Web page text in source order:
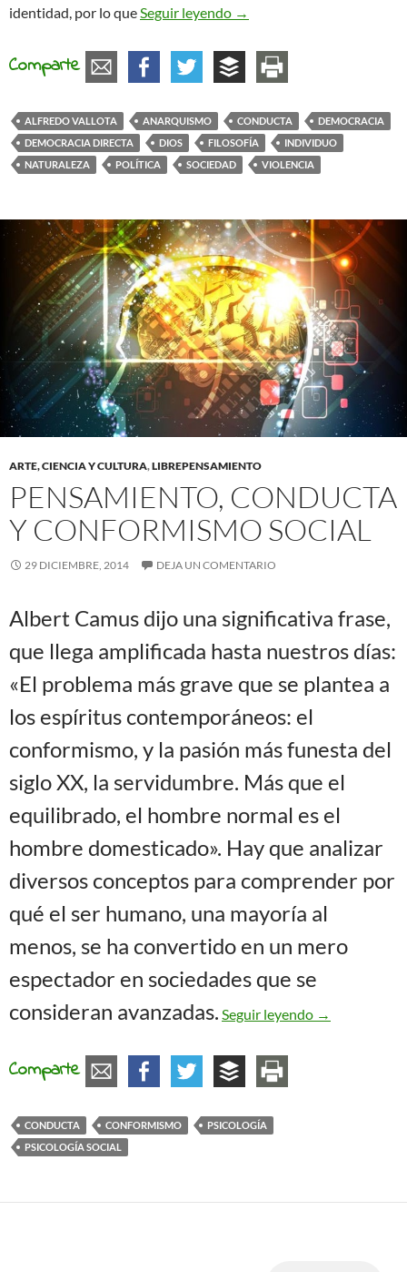
identidad, por lo queSeguir leyendo Reflexiones anarquistas
→
Comparte
ALFREDO VALLOTA ANARQUISMO CONDUCTA
DEMOCRACIA
DEMOCRACIA DIRECTA
DIOS FILOSOFÍA
INDIVIDUO
NATURALEZA
POLÍTICA SOCIEDAD VIOLENCIA
ARTE, CIENCIA Y CULTURA,LIBREPENSAMIENTO
PENSAMIENTO, CONDUCTA
Y CONFORMISMO SOCIAL
29 DICIEMBRE, 2014 DEJA UN COMENTARIO
Albert Camus dijo una significativa frase,
que llega amplificada hasta nuestros días:
«El problema más grave que se plantea a
los espíritus contemporáneos: el
conformismo, y la pasión más funesta del
siglo XX, la servidumbre. Más que el
equilibrado, el hombre normal es el
hombre domesticado». Hay que analizar
diversos conceptos para comprender por
qué el ser humano, una mayoría al
menos, se ha convertido en un mero
espectador en sociedades que se
consideran avanzadas. Seguir leyendo →
Comparte
CONDUCTA CONFORMISMO
PSICOLOGÍA
PSICOLOGÍA SOCIAL